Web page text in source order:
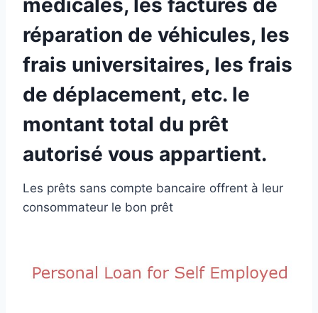
médicales, les factures de
réparation de véhicules, les
frais universitaires, les frais
de déplacement, etc. le
montant total du prêt
autorisé vous appartient.
Les prêts sans compte bancaire offrent à leur
consommateur le bon prêt